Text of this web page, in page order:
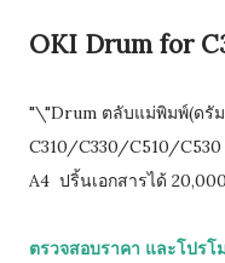
OKI Drum for
"\"Drum ตลับแม่พิมพ์(ดรั
C310/C330/C510/
A4 ปริ้นเอกสารได้
ตรวจสอบราคา และโปรโ